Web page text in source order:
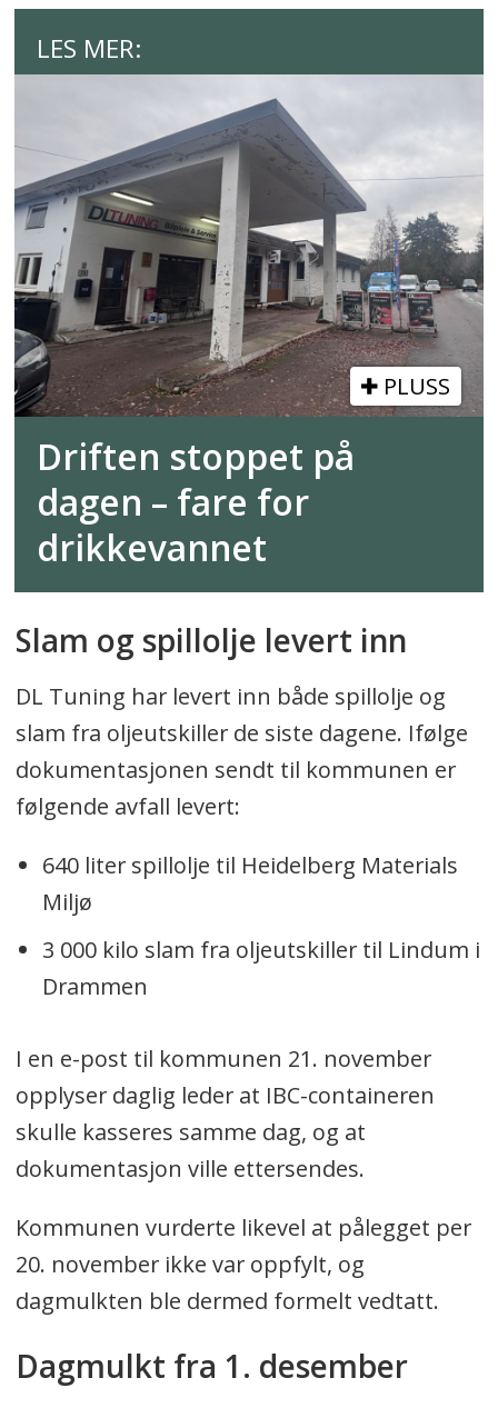
LES MER:
PLUSS
Driften stoppet på
dagen – fare for
drikkevannet
Slam og spillolje levert inn
DL Tuning har levert inn både spillolje og
slam fra oljeutskiller de siste dagene. Ifølge
dokumentasjonen sendt til kommunen er
følgende avfall levert:
640 liter spillolje til Heidelberg Materials
Miljø
3 000 kilo slam fra oljeutskiller til Lindum i
Drammen
I en e-post til kommunen 21. november
opplyser daglig leder at IBC-containeren
skulle kasseres samme dag, og at
dokumentasjon ville ettersendes.
Kommunen vurderte likevel at pålegget per
20. november ikke var oppfylt, og
dagmulkten ble dermed formelt vedtatt.
Dagmulkt fra 1. desember